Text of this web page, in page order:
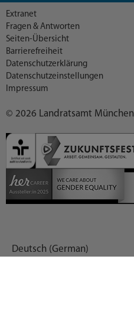
© 2026 Landratsamt München
Extranet
Fragen & Antworten
Seiten-Übersicht
Barrierefreiheit
Datenschutzerklärung
Datenschutzeinstellungen
Impressum
Deutsch (German)